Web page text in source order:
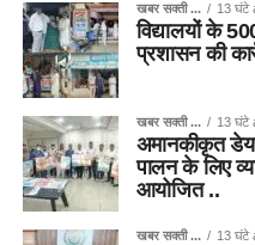
खबर सक्ती ... 13 घंटे
विद्यालयों के
प्रशासन की
खबर सक्ती ... 13 घंटे
अमानकीकृत
पालन के लिए
आयोजित ..
खबर सक्ती ... 13 घंटे